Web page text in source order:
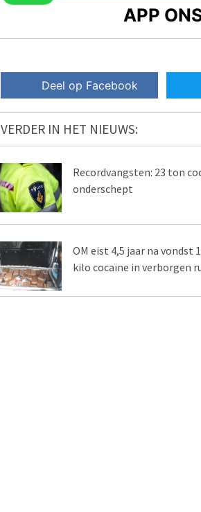
APP
Deel op Facebook
VERDER IN HET NIEUWS:
Recordvangsten: 23 ton
onderschept
OM eist 4,5 jaar na vondst
kilo cocaïne in verborgen